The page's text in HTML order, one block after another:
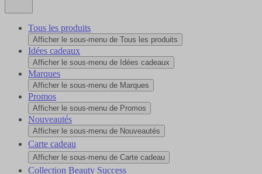
Tous les produits
Afficher le sous-menu de Tous les produits
Idées cadeaux
Afficher le sous-menu de Idées cadeaux
Marques
Afficher le sous-menu de Marques
Promos
Afficher le sous-menu de Promos
Nouveautés
Afficher le sous-menu de Nouveautés
Carte cadeau
Afficher le sous-menu de Carte cadeau
Collection Beauty Success